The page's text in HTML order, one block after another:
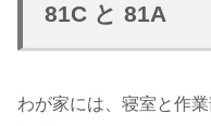
81C と 81A
わが家には、寝室と作